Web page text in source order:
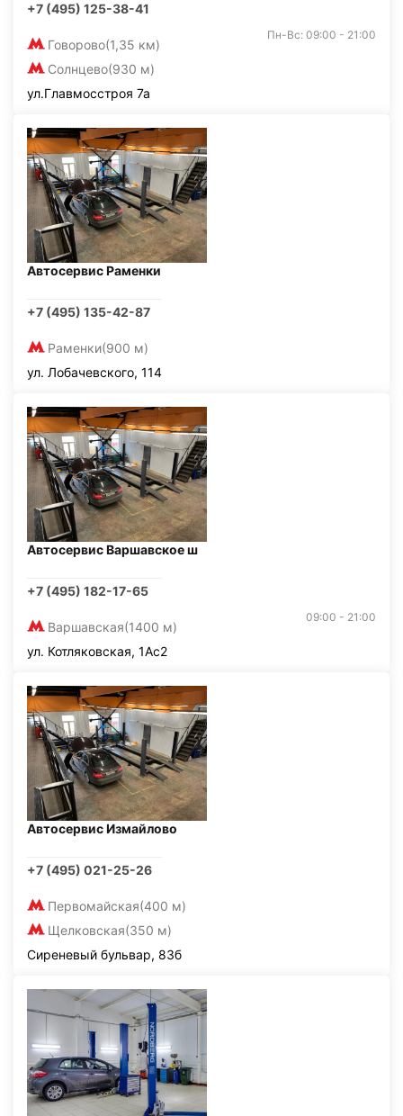
+7 (495) 125-38-41
Говорово(1,35 км)
Солнцево(930 м)
Пн-Вс: 09:00 - 21:00
ул.Главмосстроя 7а
Автосервис Раменки
+7 (495) 135-42-87
Раменки(900 м)
ул. Лобачевского, 114
Автосервис Варшавское ш
+7 (495) 182-17-65
Варшавская(1400 м)
09:00 - 21:00
ул. Котляковская, 1Ас2
Автосервис Измайлово
+7 (495) 021-25-26
Первомайская(400 м)
Щелковская(350 м)
Сиреневый бульвар, 83б